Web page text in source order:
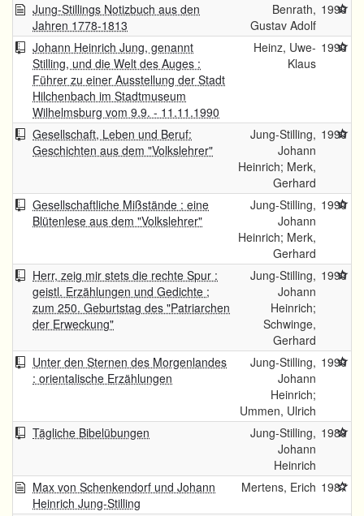
Jung-Stillings Notizbuch aus den
Jahren 1778-1813
Benrath,
Gustav Adolf
1990
Johann Heinrich Jung, genannt
Stilling, und die Welt des Auges :
Führer zu einer Ausstellung der Stadt
Hilchenbach im Stadtmuseum
Wilhelmsburg vom 9.9. - 11.11.1990
Heinz, Uwe-
Klaus
1990
Gesellschaft, Leben und Beruf:
Geschichten aus dem "Volkslehrer"
Jung-Stilling,
Johann
Heinrich; Merk,
Gerhard
1990
Gesellschaftliche Mißstände : eine
Blütenlese aus dem "Volkslehrer"
Jung-Stilling,
Johann
Heinrich; Merk,
Gerhard
1990
Herr, zeig mir stets die rechte Spur :
geistl. Erzählungen und Gedichte ;
zum 250. Geburtstag des "Patriarchen
der Erweckung"
Jung-Stilling,
Johann
Heinrich;
Schwinge,
Gerhard
1990
Unter den Sternen des Morgenlandes
: orientalische Erzählungen
Jung-Stilling,
Johann
Heinrich;
Ummen, Ulrich
1990
Tägliche Bibelübungen
Jung-Stilling,
Johann
Heinrich
1989
Max von Schenkendorf und Johann
Heinrich Jung-Stilling
Mertens, Erich 1987